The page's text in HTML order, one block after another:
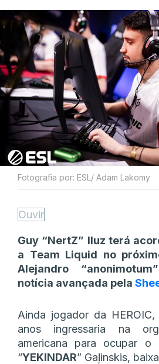
Fotografia por: ESL/ Adam Lakomy
Ouvir
Guy “NertZ” Iluz terá
a Team Liquid no
Alejandro
notícia avançada pela
Ainda jogador da
anos ingressaria na
americana para ocupar o
“⁠YEKINDAR⁠” Gaļinskis,